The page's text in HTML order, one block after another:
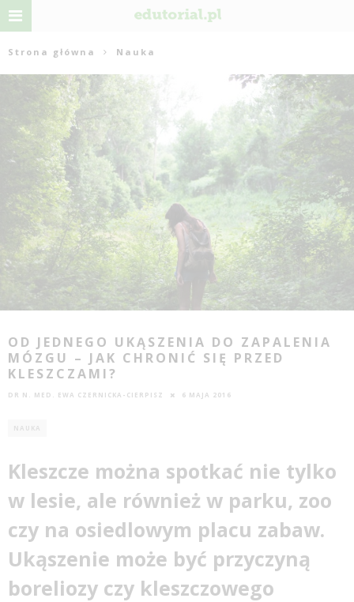
Strona główna Nauka
OD JEDNEGO UKĄSZENIA DO ZAPALENIA
MÓZGU – JAK CHRONIĆ SIĘ PRZED
KLESZCZAMI?
DR N. MED. EWA CZERNICKA-CIERPISZ 6 MAJA 2016
NAUKA
Kleszcze można spotkać nie tylko
w lesie, ale również w parku, zoo
czy na osiedlowym placu zabaw.
Ukąszenie może być przyczyną
boreliozy czy kleszczowego